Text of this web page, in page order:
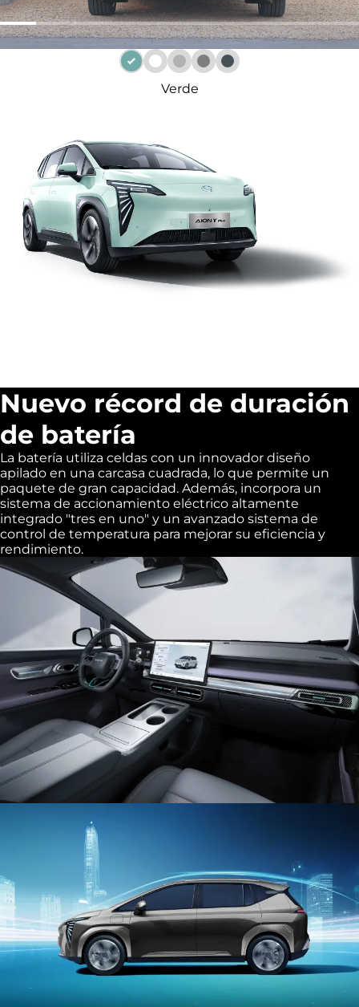
Verde
Nuevo récord de duración
de batería
La batería utiliza celdas con un innovador diseño
apilado en una carcasa cuadrada, lo que permite un
paquete de gran capacidad. Además, incorpora un
sistema de accionamiento eléctrico altamente
integrado "tres en uno" y un avanzado sistema de
control de temperatura para mejorar su eficiencia y
rendimiento.